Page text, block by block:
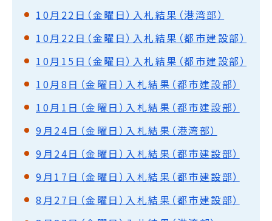
10月22日（金曜日）入札結果（港湾部）
10月22日（金曜日）入札結果（都市建設部）
10月15日（金曜日）入札結果（都市建設部）
10月8日（金曜日）入札結果（都市建設部）
10月1日（金曜日）入札結果（都市建設部）
9月24日（金曜日）入札結果（港湾部）
9月24日（金曜日）入札結果（都市建設部）
9月17日（金曜日）入札結果（都市建設部）
8月27日（金曜日）入札結果（都市建設部）